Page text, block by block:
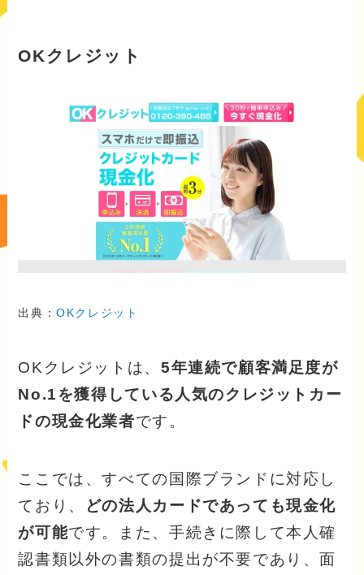
OKクレジット
出典：OKクレジット
OKクレジットは、 5年連続で顧客満足度が
No.1を獲得している人気のクレジットカー
ドの現金化業者です。
ここでは、すべての国際ブランドに対応し
ており、
どの法人カードであっても現金化
が可能です。また、手続きに際して本人確
認書類以外の書類の提出が不要であり、面